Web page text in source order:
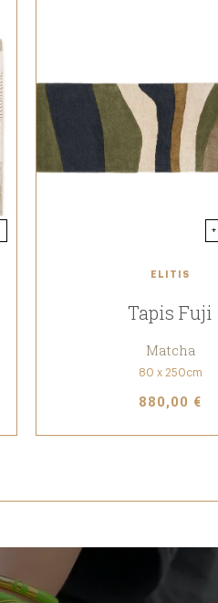
ELITIS
Tapis Fuji
Matcha
80 x 250cm
880,00 €